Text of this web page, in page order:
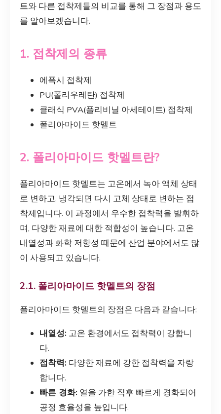
트와 다른 접착제들의 비교를 통해 그 장점과 용도
를 알아보겠습니다.
1. 접착제의 종류
에폭시 접착제
PU(폴리우레탄) 접착제
클래식 PVA(폴리비닐 아세테이트) 접착제
폴리아마이드 핫멜트
2. 폴리아마이드 핫멜트란?
폴리아마이드 핫멜트는 고온에서 녹아 액체 상태
로 변하고, 냉각되면 다시 고체 상태로 변하는 접
착제입니다. 이 과정에서 우수한 접착력을 발휘하
며, 다양한 재료에 대한 적합성이 높습니다. 고온
내열성과 화학 저항성 때문에 산업 분야에서도 많
이 사용되고 있습니다.
2.1. 폴리아마이드 핫멜트의 장점
폴리아마이드 핫멜트의 장점은 다음과 같습니다:
내열성: 고온 환경에서도 접착력이 강합니
다.
접착력: 다양한 재료에 강한 접착력을 자랑
합니다.
빠른 경화: 열을 가한 직후 빠르게 경화되어
공정 효율성을 높입니다.